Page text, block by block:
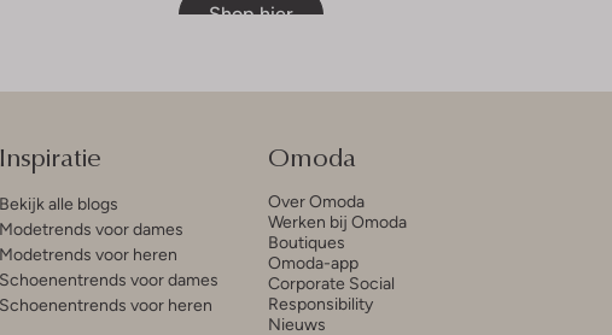
Shop hier
Inspiratie
Bekijk alle blogs
Modetrends voor dames
Modetrends voor heren
Schoenentrends voor dames
Schoenentrends voor heren
Omoda
Over Omoda
Werken bij Omoda
Boutiques
Omoda-app
Corporate Social
Responsibility
Nieuws